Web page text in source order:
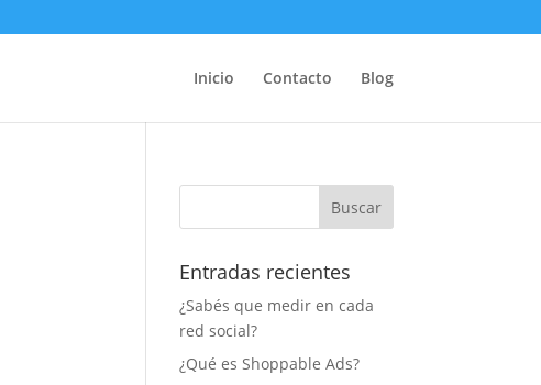
Inicio Contacto Blog
Entradas recientes
¿Sabés que medir en cada
red social?
¿Qué es Shoppable Ads?